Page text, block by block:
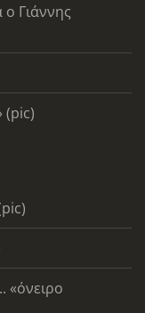
Γιάννης
(pic)
«όνειρο